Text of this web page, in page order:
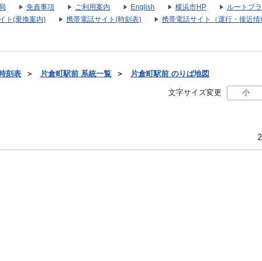
免責事項 ご利用案内 English 横浜市HP ルートプ
ト(乗換案内)
携帯電話サイト(時刻表) 携帯電話サイト（運行・接近情
刻表 ＞ 片倉町駅前 系統一覧 ＞ 片倉町駅前 のりば地図
文字サイズ変更 小